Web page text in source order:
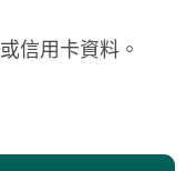
信用卡資料。